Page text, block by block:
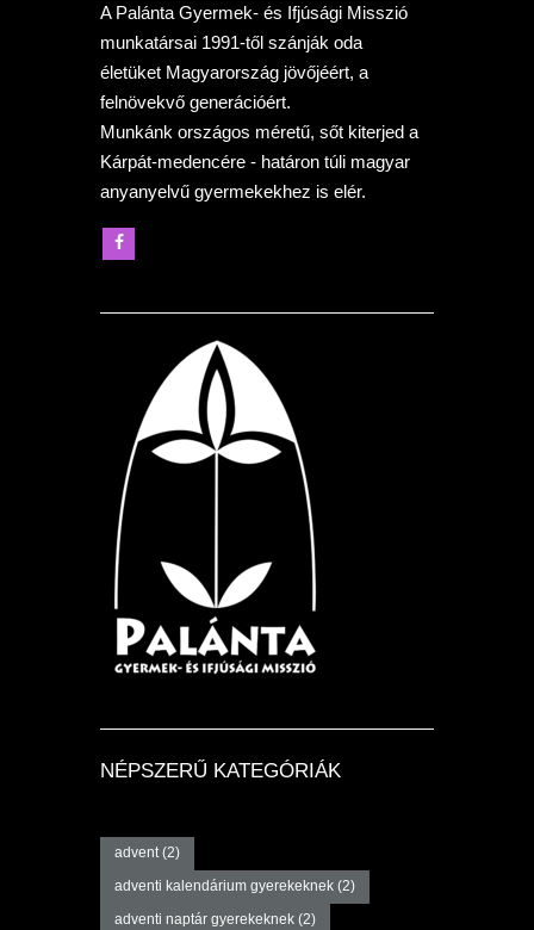
A Palánta Gyermek- és Ifjúsági Misszió
munkatársai 1991-től szánják oda
életüket Magyarország jövőjéért, a
felnövekvő generációért.
Munkánk országos méretű, sőt kiterjed a
Kárpát-medencére - határon túli magyar
anyanyelvű gyermekekhez is elér.
NÉPSZERŰ KATEGÓRIÁK
advent(2)
adventi kalendárium gyerekeknek(2)
adventi naptár gyerekeknek(2)